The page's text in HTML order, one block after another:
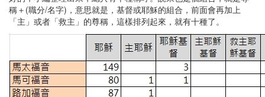
稱＋(職分/名字)，意思就是，基督或耶穌的組合，前面會再加上
「主」或者「救主」的尊稱，這樣排列起來，就有十種了。